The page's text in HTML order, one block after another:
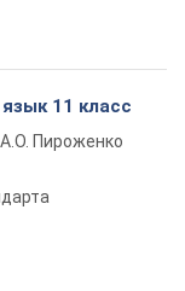
11 класс
Пироженко